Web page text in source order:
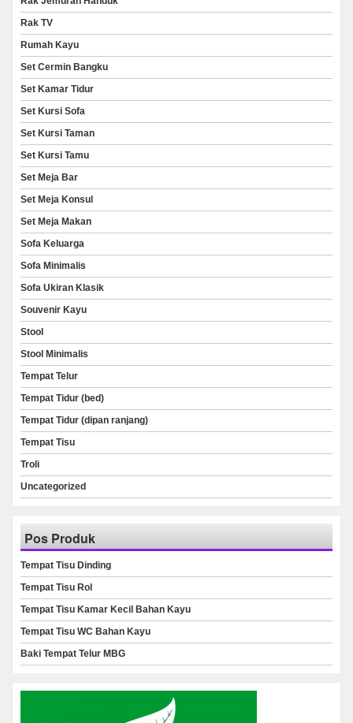
Rak TV
Rumah Kayu
Set Cermin Bangku
Set Kamar Tidur
Set Kursi Sofa
Set Kursi Taman
Set Kursi Tamu
Set Meja Bar
Set Meja Konsul
Set Meja Makan
Sofa Keluarga
Sofa Minimalis
Sofa Ukiran Klasik
Souvenir Kayu
Stool
Stool Minimalis
Tempat Telur
Tempat Tidur (bed)
Tempat Tidur (dipan ranjang)
Tempat Tisu
Troli
Uncategorized
Pos Produk
Tempat Tisu Dinding
Tempat Tisu Rol
Tempat Tisu Kamar Kecil Bahan Kayu
Tempat Tisu WC Bahan Kayu
Baki Tempat Telur MBG